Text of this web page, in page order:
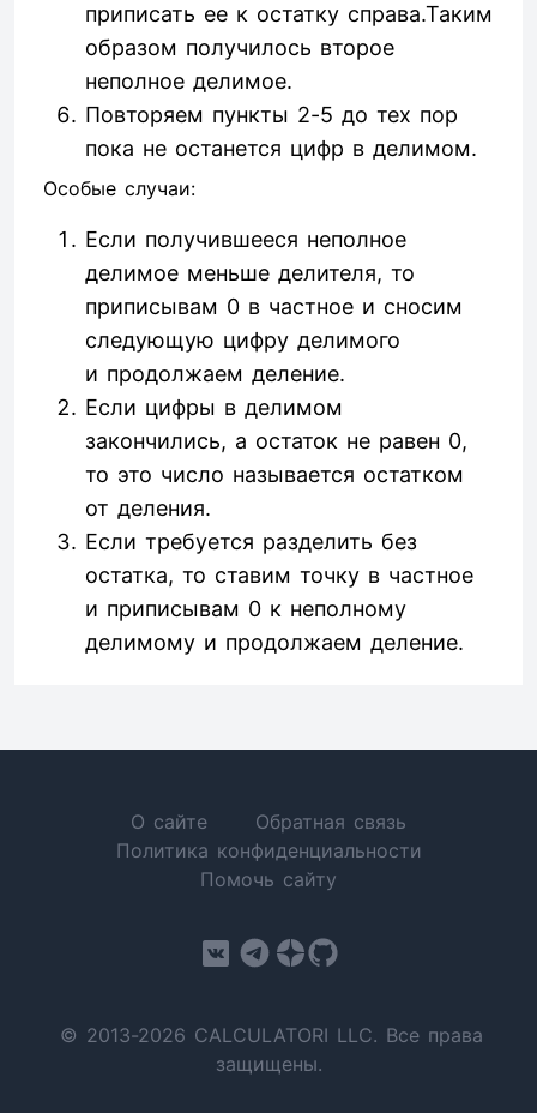
приписать ее к остатку справа.Таким
образом получилось второе
неполное делимое.
Повторяем пункты 2-5 до тех пор
пока не останется цифр в делимом.
Особые случаи:
Если получившееся неполное
делимое меньше делителя, то
приписывам 0 в частное и сносим
следующую цифру делимого
и продолжаем деление.
Если цифры в делимом
закончились, а остаток не равен 0,
то это число называется остатком
от деления.
Если требуется разделить без
остатка, то ставим точку в частное
и приписывам 0 к неполному
делимому и продолжаем деление.
О сайте
Обратная связь
Политика конфиденциальности
Помочь сайту
© 2013-2026 CALCULATORI LLC. Все права
защищены.